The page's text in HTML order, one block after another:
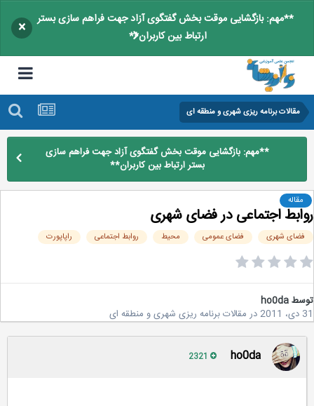
**مهم: بازگشایی موقت بخش گفتگوی آزاد جهت فراهم سازی بستر
ارتباط بین کاربران**
×
مقالات برنامه ریزی شهری و منطقه ای
**مهم: بازگشایی موقت بخش گفتگوی آزاد جهت فراهم سازی
بستر ارتباط بین کاربران**
مقاله
اجتماعی در فضای شهری
شهری فضای عمومی محیط روابط اجتماعی راپاپورت
ho0da
درمقالات برنامه ریزی شهری و منطقه ای
ho0da